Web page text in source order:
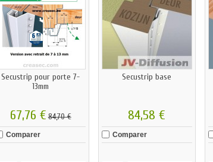
Secustrip pour porte 7-
13mm
67,76 € 84,70 €
Comparer
Secustrip base
84,58 €
Comparer